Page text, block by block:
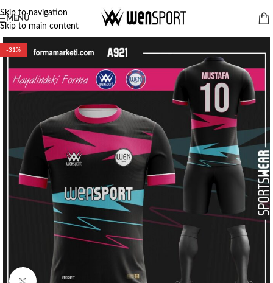
Skip to navigation
Skip to main content
MENÜ
-31%
Büyütmek için tıklayın